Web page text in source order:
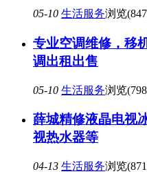
05-10 生活服务浏览
专业空调维修，移
调出租出售
05-10 生活服务浏览
薛城精修液晶电视
视热水器等
04-13 生活服务浏览